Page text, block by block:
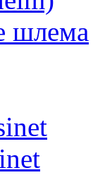
шлема